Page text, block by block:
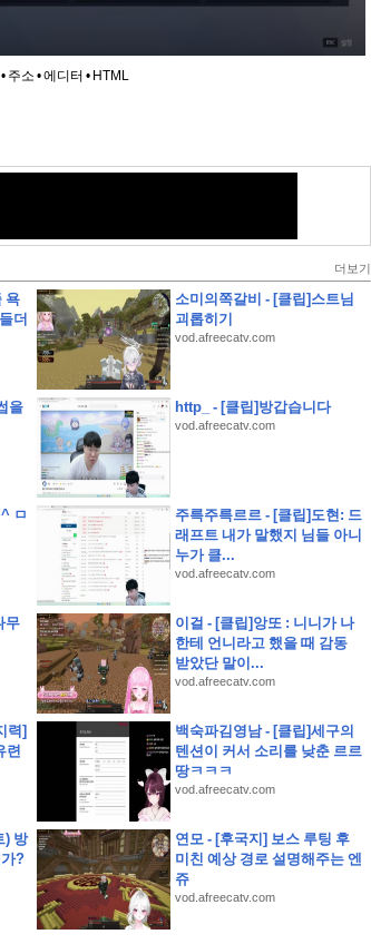
보세요!
• 주소 •에디터 • HTML
더보기
욕
더
소미의쪽갈비 - [클립]스트님
괴롭히기
vod.afreecatv.com
을
http_ - [클립]방갑습니다
vod.afreecatv.com
ㅁ
주륵주륵르르 - [클립]도현: 드
래프트 내가 말했지 님들 아니
누가 클...
vod.afreecatv.com
무
이걸 - [클립]앙또 : 니니가 나
한테 언니라고 했을 때 감동
받았단 말이...
vod.afreecatv.com
력]
련
백숙파김영남 - [클립]세구의
텐션이 커서 소리를 낮춘 르르
땅ㅋㅋㅋ
vod.afreecatv.com
) 방
?
연모 - [후국지] 보스 루팅 후
미친 예상 경로 설명해주는 엔
쥬
vod.afreecatv.com